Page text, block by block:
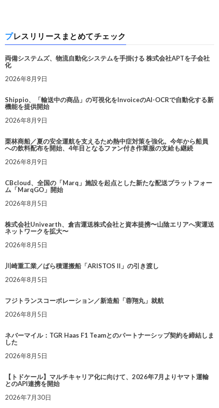
プレスリリースまとめてチェック
両備システムズ、物流自動化システムを手掛ける 株式会社APTを子会社
化
2026年8月9日
Shippio、「輸送中の商品」の可視化をInvoiceのAI-OCRで自動化する新
機能を提供開始
2026年8月9日
栗林商船／夏の安全運航を支えるため熱中症対策を強化。今年から船員
への飲料配布を開始、4年目となるファン付き作業服の支給も継続
2026年8月9日
CBcloud、全国の「Marq」施設を起点とした新たな配送プラットフォー
ム「MarqGO」開始
2026年8月5日
株式会社Univearth、倉吉運送株式会社と資本提携〜山陰エリアへ実運送
ネットワークを拡大〜
2026年8月5日
川崎重工業／ばら積運搬船「ARISTOS II」の引き渡し
2026年8月5日
フジトランスコーポレーション／新造船「蓉翔丸」就航
2026年8月5日
ネバーマイル：TGR Haas F1 Teamとのパートナーシップ契約を締結しま
した
2026年8月5日
【トドケール】マルチキャリア化に向けて、2026年7月よりヤマト運輸
とのAPI連携を開始
2026年7月30日